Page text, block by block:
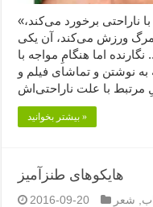
«معامله‌ی قرن» هر انسانی به نوعی با ناراحتی برخورد می‌کند،
ورزش می‌کند، آن‌ یکی
اما هنگامِ مواجه با
به نوشتن و تماشای فیلم و
بیشتر بخوانید »
هایکوهای طنزآمیز
2016-09-20 شعر